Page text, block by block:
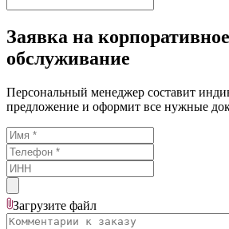
Заявка на корпоративное
обслуживание
Персональный менеджер составит
предложение и оформит все нужные
Загрузите файл